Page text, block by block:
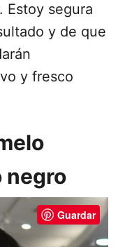
Estoy segura
y de que
y fresco
negro
Guardar